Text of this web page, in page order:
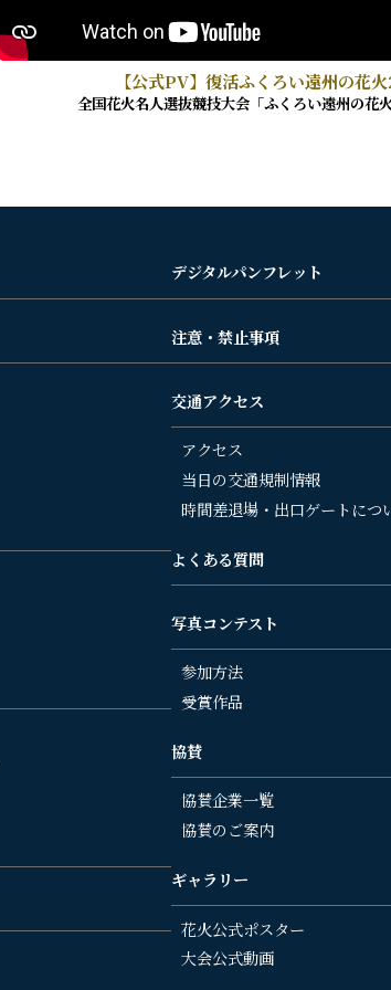
【公式PV】復活ふくろい遠州の花
全国花火名人選抜競技大会 「ふくろい遠州の花
デジタルパンフレット
注意・禁止事項
交通アクセス
アクセス
当日の交通規制情報
時間差退場・出口ゲートにつ
よくある質問
写真コンテスト
参加方法
受賞作品
協賛
協賛企業一覧
協賛のご案内
ギャラリー
花火公式ポスター
大会公式動画